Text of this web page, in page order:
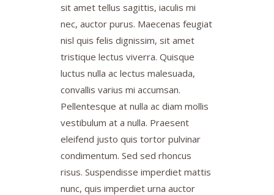
sit amet tellus sagittis, iaculis mi
nec, auctor purus. Maecenas feugiat
nisl quis felis dignissim, sit amet
tristique lectus viverra. Quisque
luctus nulla ac lectus malesuada,
convallis varius mi accumsan.
Pellentesque at nulla ac diam mollis
vestibulum at a nulla. Praesent
eleifend justo quis tortor pulvinar
condimentum. Sed sed rhoncus
risus. Suspendisse imperdiet mattis
nunc, quis imperdiet urna auctor